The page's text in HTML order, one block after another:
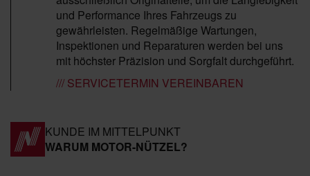
und Performance Ihres Fahrzeugs zu
gewährleisten. Regelmäßige Wartungen,
Inspektionen und Reparaturen werden bei uns
mit höchster Präzision und Sorgfalt durchgeführt.
/// SERVICETERMIN VEREINBAREN
KUNDE IM MITTELPUNKT
WARUM MOTOR-NÜTZEL?